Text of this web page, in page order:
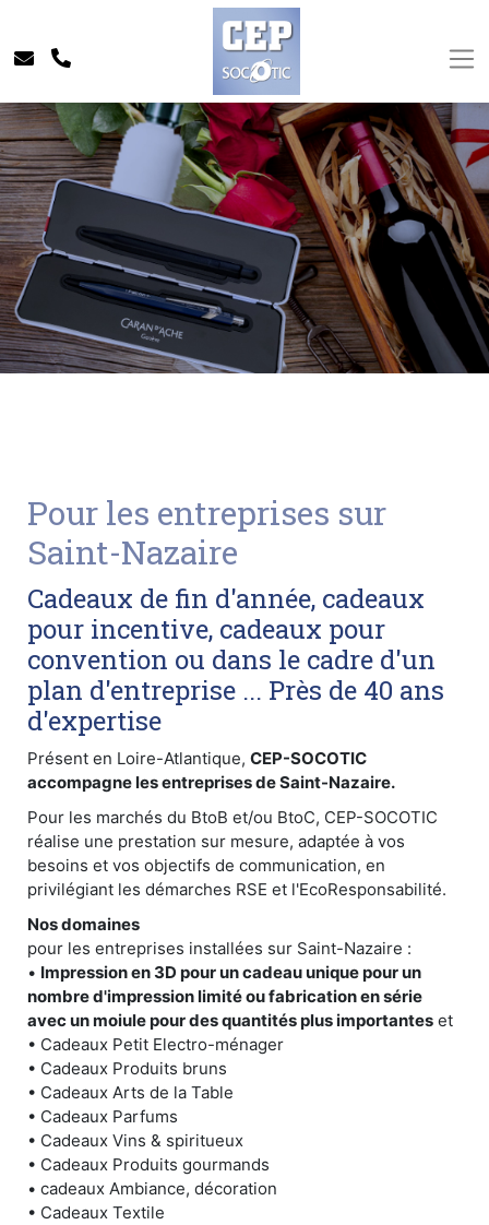
Pour les entreprises sur
Saint-Nazaire
Cadeaux de fin d'année, cadeaux
pour incentive, cadeaux pour
convention ou dans le cadre d'un
plan d'entreprise ... Près de 40 ans
d'expertise
Présent en Loire-Atlantique, CEP-SOCOTIC
accompagne les entreprises de Saint-Nazaire.
Pour les marchés du BtoB et/ou BtoC, CEP-SOCOTIC
réalise une prestation sur mesure, adaptée à vos
besoins et vos objectifs de communication, en
privilégiant les démarches RSE et l'EcoResponsabilité.
Nos domaines
pour les entreprises installées sur Saint-Nazaire :
• Impression en 3D pour un cadeau unique pour un
nombre d'impression limité ou fabrication en série
avec un moiule pour des quantités plus importantes et
• Cadeaux Petit Electro-ménager
• Cadeaux Produits bruns
• Cadeaux Arts de la Table
• Cadeaux Parfums
• Cadeaux Vins & spiritueux
• Cadeaux Produits gourmands
• cadeaux Ambiance, décoration
• Cadeaux Textile